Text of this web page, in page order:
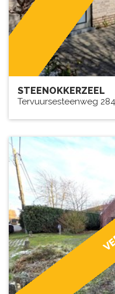
STEENOKKERZEEL
Tervuursesteenweg